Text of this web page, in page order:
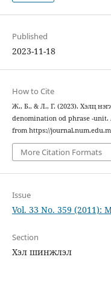
Published
2023-11-18
How to Cite
Ж., Б., & Л., Г. (2023). Хэлц
denomination od phrase -unit.
from https://
More Citation Formats
Issue
Vol. 33 No. 359 (2011):
Section
Хэл шинжлэл